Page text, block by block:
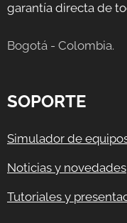
garantía directa de
Bogotá - Colombia.
SOPORTE
Simulador de
Noticias y novedades
Tutoriales y